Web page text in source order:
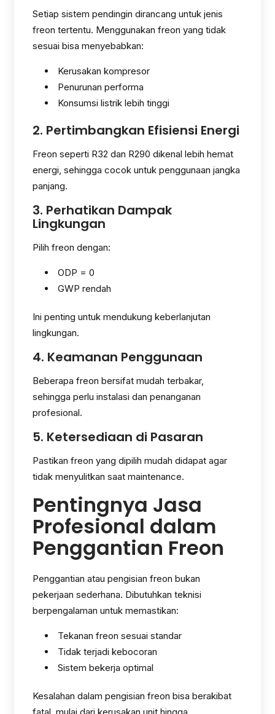
Setiap sistem pendingin dirancang untuk jenis
freon tertentu. Menggunakan freon yang tidak
sesuai bisa menyebabkan:
Kerusakan kompresor
Penurunan performa
Konsumsi listrik lebih tinggi
2. Pertimbangkan Efisiensi Energi
Freon seperti R32 dan R290 dikenal lebih hemat
energi, sehingga cocok untuk penggunaan jangka
panjang.
3. Perhatikan Dampak
Lingkungan
Pilih freon dengan:
ODP = 0
GWP rendah
Ini penting untuk mendukung keberlanjutan
lingkungan.
4. Keamanan Penggunaan
Beberapa freon bersifat mudah terbakar,
sehingga perlu instalasi dan penanganan
profesional.
5. Ketersediaan di Pasaran
Pastikan freon yang dipilih mudah didapat agar
tidak menyulitkan saat maintenance.
Pentingnya Jasa
Profesional dalam
Penggantian Freon
Penggantian atau pengisian freon bukan
pekerjaan sederhana. Dibutuhkan teknisi
berpengalaman untuk memastikan:
Tekanan freon sesuai standar
Tidak terjadi kebocoran
Sistem bekerja optimal
Kesalahan dalam pengisian freon bisa berakibat